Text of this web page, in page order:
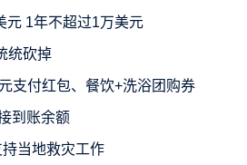
元 1年不超过1万美元
统砍掉
支付红包、餐饮+洗浴团购券
到账余额
当地救灾工作